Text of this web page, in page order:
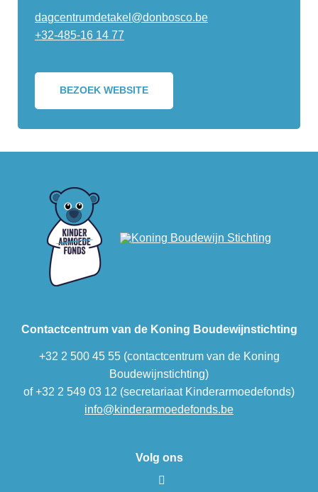
dagcentrumdetakel@donbosco.be
+32-485-16 14 77
BEZOEK WEBSITE
Contactcentrum van de Koning Boudewijnstichting
+32 2 500 45 55 (contactcentrum van de Koning
Boudewijnstichting)
of +32 2 549 03 12 (secretariaat Kinderarmoedefonds)
info@kinderarmoedefonds.be
Volg ons